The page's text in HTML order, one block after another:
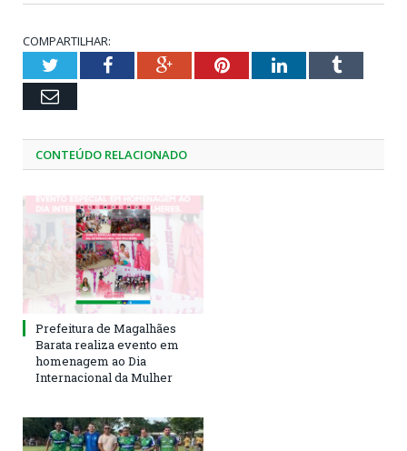
COMPARTILHAR:
TwitterFacebookGoogle+PinterestLinkedInTumblr
Email
CONTEÚDO RELACIONADO
Prefeitura de Magalhães
Barata realiza evento em
homenagem ao Dia
Internacional da Mulher